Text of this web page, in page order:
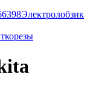
Электролобзик